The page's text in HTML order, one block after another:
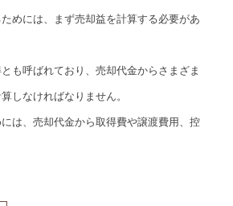
めには、まず売却益を計算する必要があ
も呼ばれており、売却代金からさまざま
しなければなりません。
は、売却代金から取得費や譲渡費用、控